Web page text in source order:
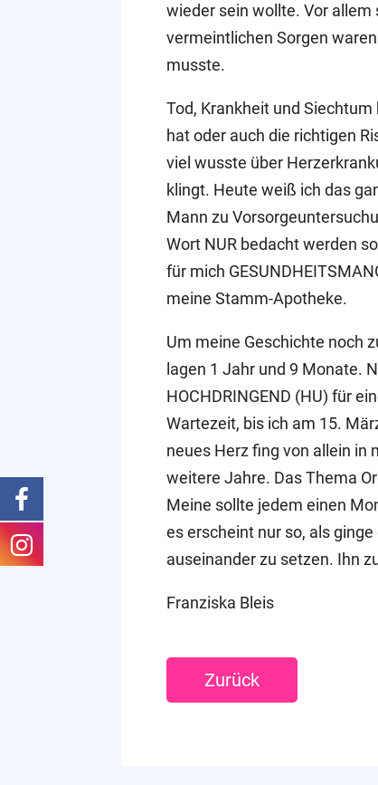
wieder sein wollte. Vor
vermeintlichen Sorgen
musste.
Tod, Krankheit und
hat oder auch die richtigen
viel wusste über
klingt. Heute weiß ich das
Mann zu
Wort NUR bedacht werden
für mich
meine Stamm-Apotheke.
Um meine Geschichte noch
lagen 1 Jahr und 9 Monate.
HOCHDRINGEND (HU) für
Wartezeit, bis ich am 15.
neues Herz fing von allein in
weitere Jahre. Das Thema
Meine sollte jedem einen
es erscheint nur so, als
auseinander zu setzen. Ihn
Franziska Bleis
Zurück